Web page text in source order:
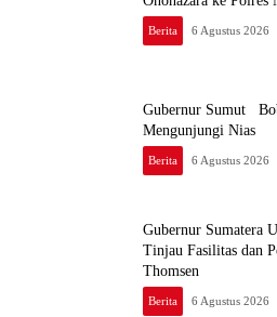
Berita 6 Agustus 2026
Gubernur Sumut
Mengunjungi Nias
Berita 6 Agustus 2026
Gubernur Sumatera
Tinjau Fasilitas dan
Thomsen
Berita 6 Agustus 2026